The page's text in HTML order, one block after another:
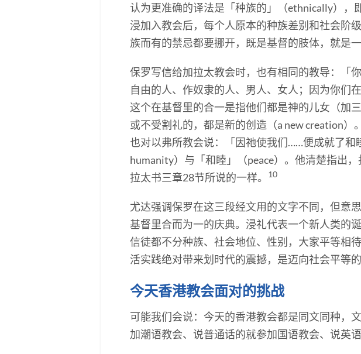
认为更准确的译法是「种族的」（ethnically），
浸加入教会后，每个人原本的种族差别和社会阶
族而有的禁忌都要挪开，既是基督的肢体，就是
保罗写信给加拉太教会时，也有相同的教导：「
自由的人、作奴隶的人、男人、女人；因为你们
这个在基督里的合一是指他们都是神的儿女（加
或不受割礼的，都是新的创造（a new creation）
也对以弗所教会说：「因祂使我们……便成就了和
humanity）与「和睦」（peace）。他清楚指出
拉太书三章28节所说的一样。
10
尤达强调保罗在这三段经文用的文字不同，但意
基督里合而为一的庆典。浸礼代表一个新人类的
信徒都不分种族、社会地位、性别，大家平等相待
活实践绝对带来划时代的震撼，是迈向社会平等的
今天香港教会面对的挑战
可能我们会说：今天的香港教会都是同文同种，
加潮语教会、说普通话的就参加国语教会、说英